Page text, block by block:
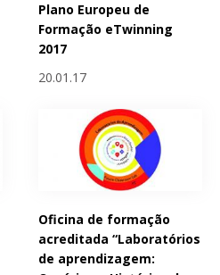
Plano Europeu de
Formação eTwinning
2017
20.01.17
Oficina de formação
acreditada “Laboratórios
de aprendizagem: